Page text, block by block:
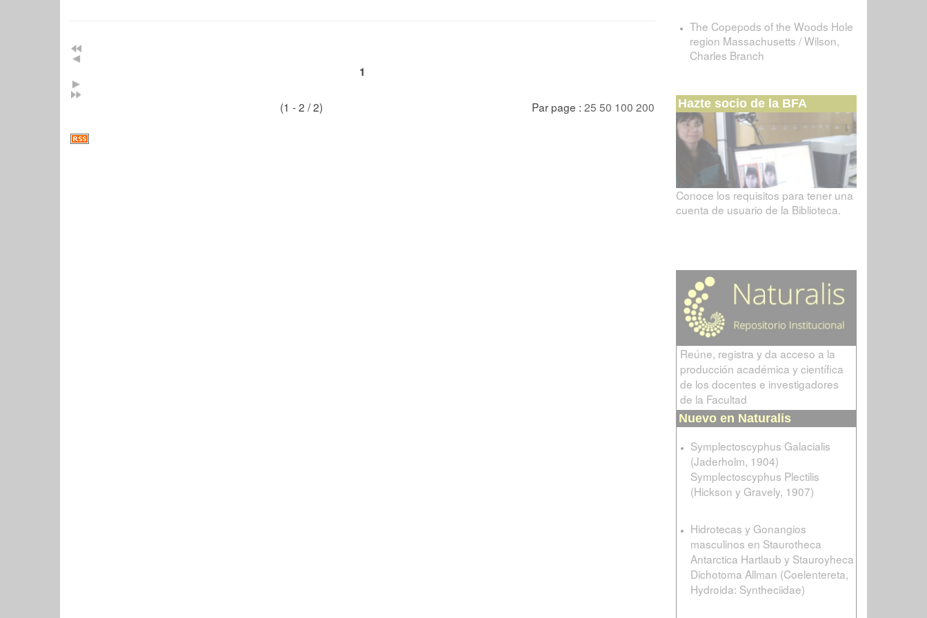
1
(1 - 2 / 2) Par page : 25 50 100 200
The Copepods of the Woods Hole
region Massachusetts / Wilson,
Charles Branch
Hazte socio de la BFA
Conoce los requisitos para tener una
cuenta de usuario de la Biblioteca.
Reúne, registra y da acceso a la
producción académica y científica
de los docentes e investigadores
de la Facultad
Nuevo en Naturalis
Symplectoscyphus Galacialis
(Jaderholm, 1904)
Symplectoscyphus Plectilis
(Hickson y Gravely, 1907)
Hidrotecas y Gonangios
masculinos en Staurotheca
Antarctica Hartlaub y Stauroyheca
Dichotoma Allman (Coelentereta,
Hydroida: Syntheciidae)